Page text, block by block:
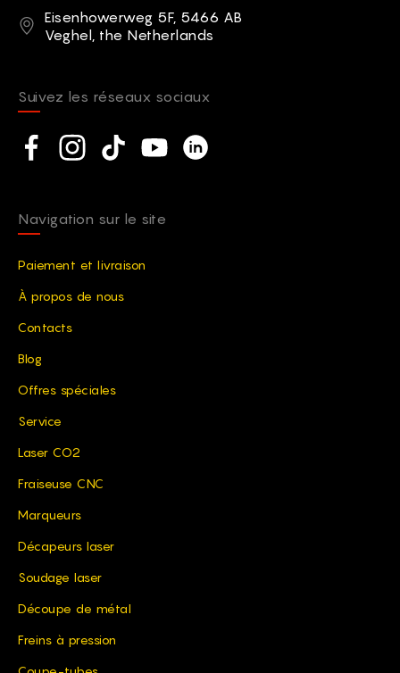
Adresse
Eisenhowerweg 5F, 5466 AB
Veghel, the Netherlands
Suivez les réseaux sociaux
Social network
Facebook
Instagram
TikTokYouTubeLinkedin
Navigation sur le site
Paiement et livraison
À propos de nous
Contacts
Blog
Offres spéciales
Service
Laser CO2
Fraiseuse CNC
Marqueurs
Décapeurs laser
Soudage laser
Découpe de métal
Freins à pression